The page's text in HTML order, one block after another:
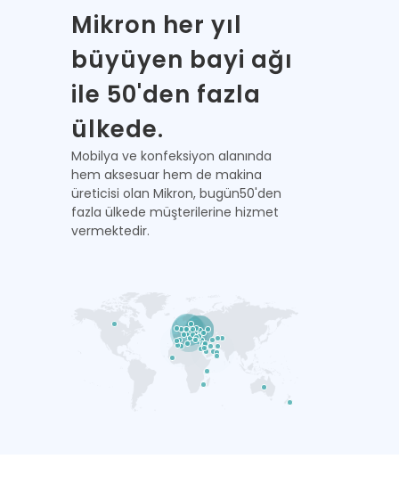
Mikron her yıl
büyüyen bayi ağı
ile 50'den fazla
ülkede.
Mobilya ve konfeksiyon alanında
hem aksesuar hem de makina
üreticisi olan Mikron, bugün50'den
fazla ülkede müşterilerine hizmet
vermektedir.